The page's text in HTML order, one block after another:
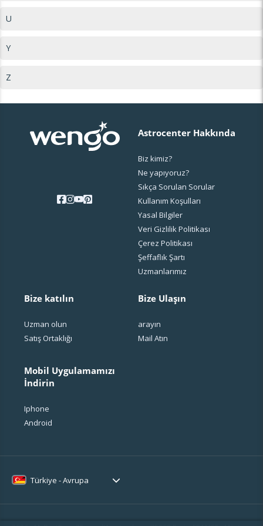
U
Y
Z
Astrocenter Hakkında
Biz kimiz?
Ne yapıyoruz?
Sıkça Sorulan Sorular
Kullanım Koşulları
Yasal Bilgiler
Veri Gizlilik Politikası
Çerez Politikası
Şeffaflık Şartı
Uzmanlarımız
Bize katılın
Uzman olun
Satış Ortaklığı
Mobil Uygulamamızı
İndirin
Iphone
Android
Bize Ulaşın
arayın
Mail Atın
Türkiye - Avrupa